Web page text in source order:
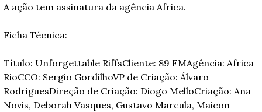
A ação tem assinatura da agência Africa.
Ficha Técnica:
Título: Unforgettable RiffsCliente: 89 FMAgência: Africa
RioCCO: Sergio GordilhoVP de Criação: Álvaro
RodriguesDireção de Criação: Diogo MelloCriação: Ana
Novis, Deborah Vasques, Gustavo Marcula, Maicon